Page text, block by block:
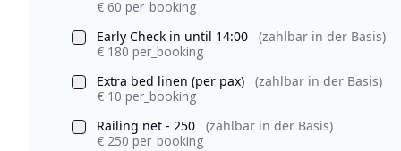
€ 60 per_booking
Early Check in until 14:00
(zahlbar in der Basis)
€ 180 per_booking
Extra bed linen (per pax)
(zahlbar in der Basis)
€ 10 per_booking
Railing net - 250
(zahlbar in der Basis)
€ 250 per_booking